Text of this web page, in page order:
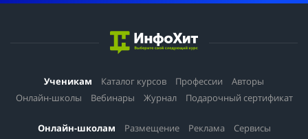
Ученикам Каталог курсов Профессии
Авторы
Онлайн-школы
Вебинары Журнал Подарочный сертификат
Онлайн-школам Размещение Реклама
Сервисы